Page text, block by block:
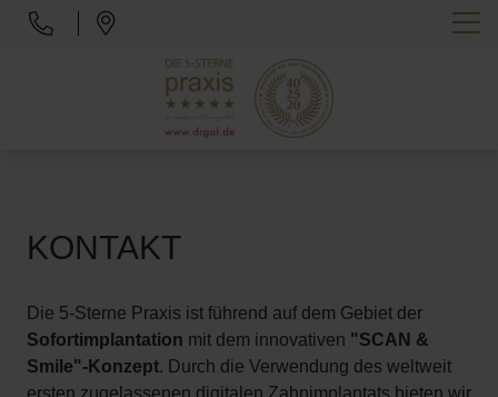
KONTAKT
Die 5-Sterne Praxis ist führend auf dem Gebiet der
Sofortimplantation mit dem innovativen "SCAN &
Smile"-Konzept. Durch die Verwendung des weltweit
ersten zugelassenen digitalen Zahnimplantats bieten wir